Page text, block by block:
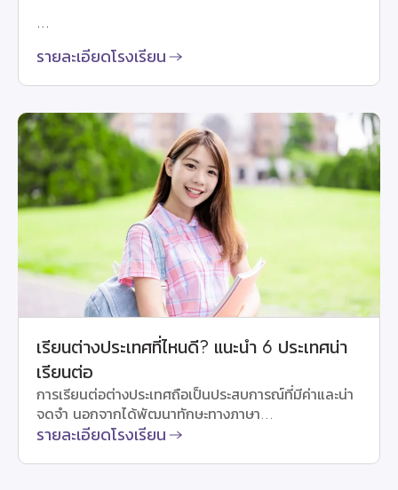
...
รายละเอียดโรงเรียน
เรียนต่างประเทศที่ไหนดี? แนะนำ 6 ประเทศน่า
เรียนต่อ
การเรียนต่อต่างประเทศถือเป็นประสบการณ์ที่มีค่าและน่า
จดจำ นอกจากได้พัฒนาทักษะทางภาษา...
รายละเอียดโรงเรียน